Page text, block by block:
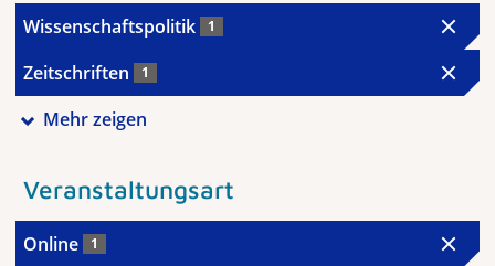
Wissenschaftspolitik 1
Zeitschriften 1
Mehr zeigen
Veranstaltungsart
Online 1